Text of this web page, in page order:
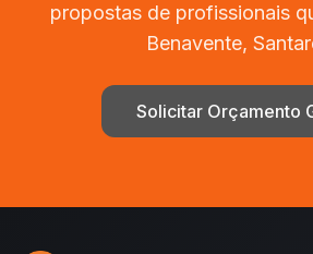
propostas de profissionais
Benavente,
Solicitar Orçamento